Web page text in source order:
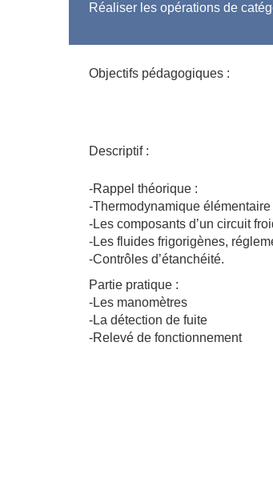
Réaliser les opérations de
Objectifs pédagogiques :
Descriptif :
-Rappel théorique :
-Thermodynamique élémentaire
-Les composants d’un circuit
-Les fluides frigorigènes,
-Contrôles d’étanchéité.
Partie pratique :
-Les manomètres
-La détection de fuite
-Relevé de fonctionnement